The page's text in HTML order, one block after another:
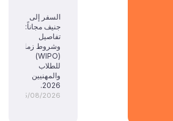
السفر إلى
جنيف مجاناً:
تفاصيل
وشروط زمالة
(WIPO)
للطلاب
والمهنيين
2026.
05/08/2026